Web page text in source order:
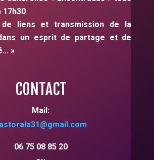
17h30
liens et transmission de la
un esprit de partage et de
»
CONTACT
Mail:
@gmail.com
06 75 08 85 20